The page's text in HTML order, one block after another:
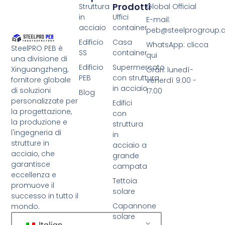
SteelPRO PEB è
una divisione di
Xinguangzheng,
fornitore globale
di soluzioni
personalizzate per
la progettazione,
la produzione e
l'ingegneria di
strutture in
acciaio, che
garantisce
eccellenza e
promuove il
successo in tutto il
mondo.
Prodotti
Uffici
container
Casa
container
Supermercato
con struttura
in acciaio
Edifici
con
struttura
in
acciaio a
grande
campata
Tettoia
solare
Capannone
solare
Struttura
in
acciaio
Edificio
SS
Edificio
PEB
Blog
Global Official
E-mail:
WhatsApp: clicca
qui
Orari: lunedì-
venerdì 9:00 -
17:00